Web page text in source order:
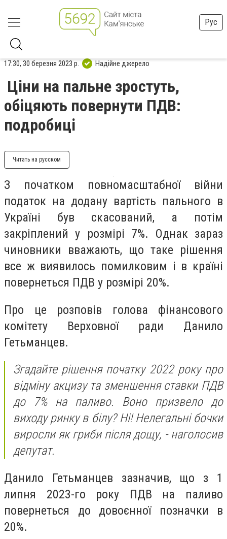
Рус
17:30, 30 березня 2023 р. Надійне джерело
Ціни на пальне зростуть,
обіцяють повернути ПДВ:
подробиці
Читать на русском
З початком повномасштабної війни
податок на додану вартість пального в
Україні був скасований, а потім
закріплений у розмірі 7%. Однак зараз
чиновники вважають, що таке рішення
все ж виявилось помилковим і в країні
повернеться ПДВ у розмірі 20%.
Про це розповів голова фінансового
комітету Верховної ради Данило
Гетьманцев.
Згадайте рішення початку 2022 року про
відміну акцизу та зменшення ставки ПДВ
до 7% на паливо. Воно призвело до
виходу ринку в білу? Ні! Нелегальні бочки
виросли як гриби після дощу, - наголосив
депутат.
Данило Гетьманцев зазначив, що з 1
липня 2023-го року ПДВ на паливо
повернеться до довоєнної позначки в
20%.